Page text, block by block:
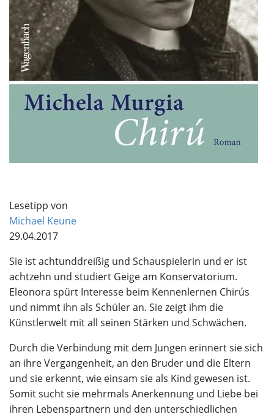
Lesetipp von
Michael Keune
29.04.2017
Sie ist achtunddreißig und Schauspielerin und er ist
achtzehn und studiert Geige am Konservatorium.
Eleonora spürt Interesse beim Kennenlernen Chirús
und nimmt ihn als Schüler an. Sie zeigt ihm die
Künstlerwelt mit all seinen Stärken und Schwächen.
Durch die Verbindung mit dem Jungen erinnert sie sich
an ihre Vergangenheit, an den Bruder und die Eltern
und sie erkennt, wie einsam sie als Kind gewesen ist.
Somit sucht sie mehrmals Anerkennung und Liebe bei
ihren Lebenspartnern und den unterschiedlichen